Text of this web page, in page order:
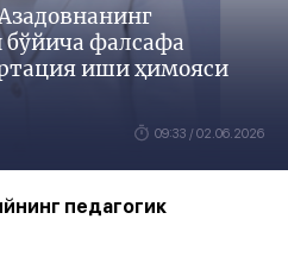
бўйича фалсафа
иши ҳимояси
09:33 / 02.06.2026
педагогик